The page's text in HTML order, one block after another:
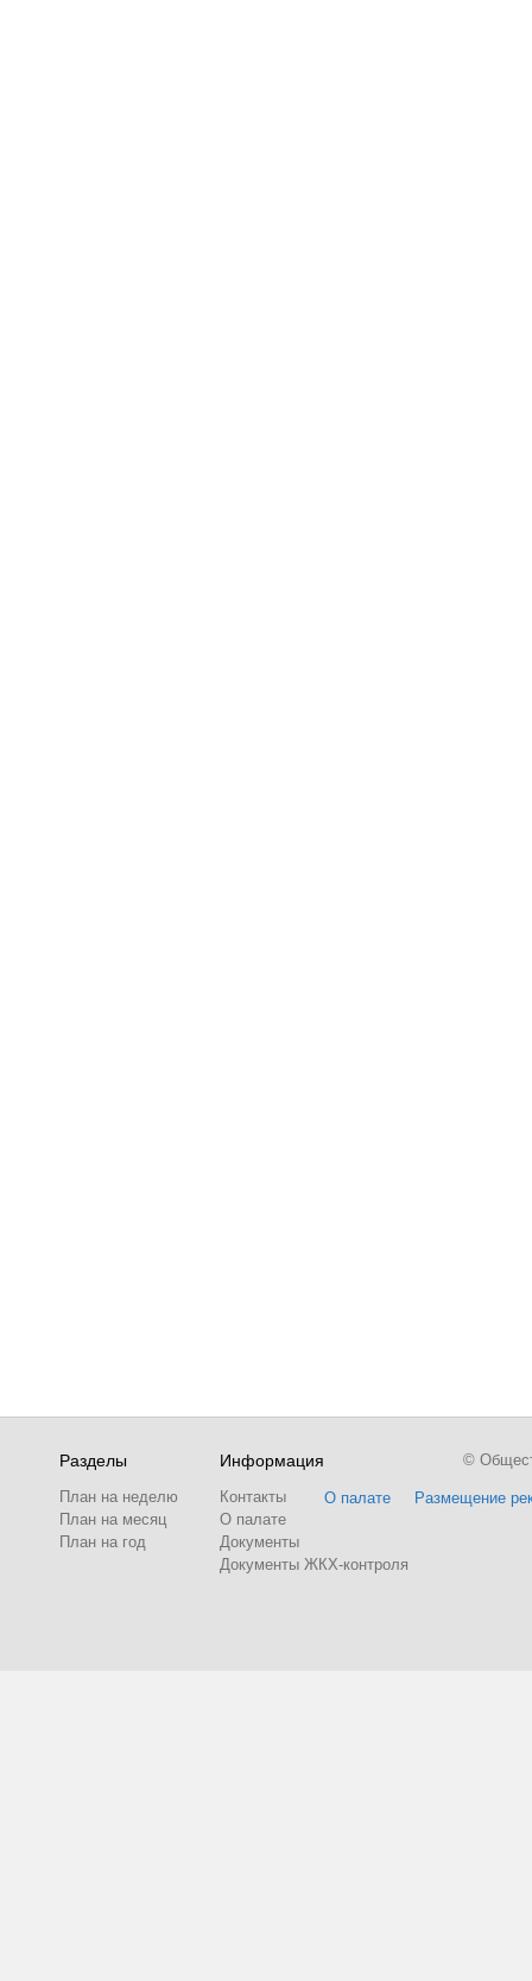
Разделы
План на неделю
План на месяц
План на год
Информация
Контакты
О палате
Документы
Документы ЖКХ-контроля
О палате Размещение
©